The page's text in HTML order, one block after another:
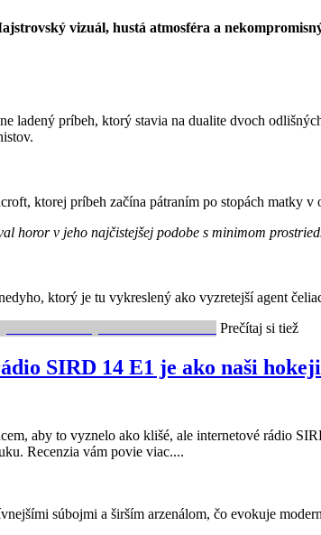
vizuál, hustá atmosféra a
ladený príbeh, ktorý stavia na dualite dvoch
ktorej príbeh začína pátraním po stopách matky
horor v jeho najčistejšej podobe s minimom
ktorý je tu vykreslený ako vyzretejší agent
Prečítaj si tiež
SIRD 14 E1 je ako naši
aby to vyznelo ako klišé, ale internetové rádio
Recenzia vám povie viac....
súbojmi a širším arzenálom, čo evokuje